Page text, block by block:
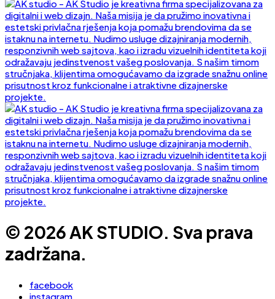
© 2026 AK STUDIO. Sva prava
zadržana.
facebook
instagram